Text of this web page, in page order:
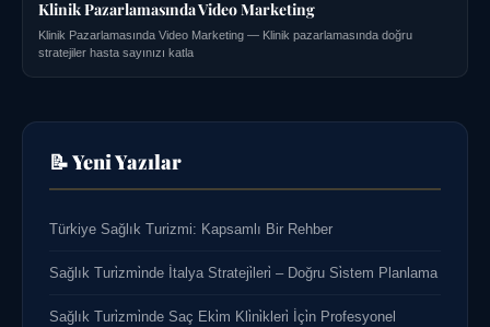
Klinik Pazarlamasında Video Marketing
Klinik Pazarlamasında Video Marketing — Klinik pazarlamasında doğru
stratejiler hasta sayınızı katla
📝 Yeni Yazılar
Türkiye Sağlık Turizmi: Kapsamlı Bir Rehber
Sağlık Turi̇zmi̇nde İtalya Strateji̇leri̇ – Doğru Si̇stem Planlama
Sağlık Turi̇zmi̇nde Saç Eki̇m Kli̇ni̇kleri̇ İçi̇n Profesyonel